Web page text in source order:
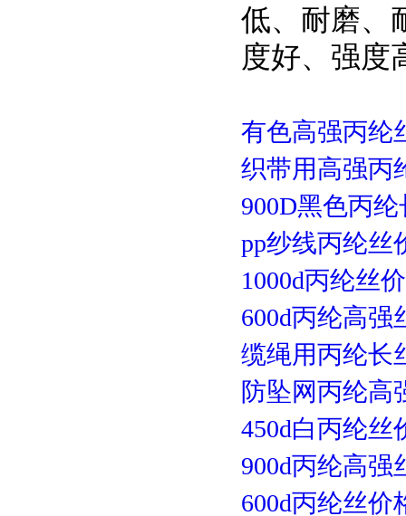
低、耐磨、
度好、强度
有色高强丙纶
织带用高强丙
900D黑色丙
pp纱线丙纶丝
1000d丙纶丝
600d丙纶高强
缆绳用丙纶长
防坠网丙纶高
450d白丙纶丝
900d丙纶高强
600d丙纶丝价